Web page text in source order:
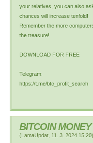
your relatives, you can also
chances will increase tenfold!
Remember the more
the treasure!
DOWNLOAD FOR FREE
Telegram:
https://t.me/btc_profit_search
BITCOIN
(LamaUpdat 11. 3. 2024 15:20)